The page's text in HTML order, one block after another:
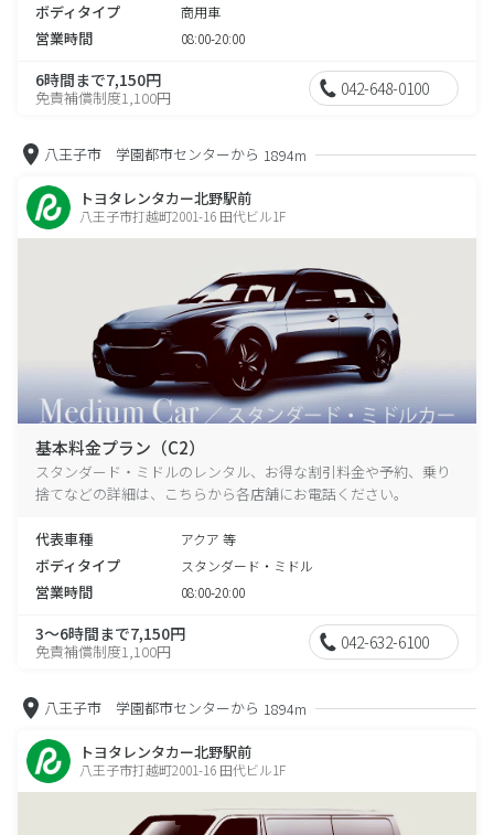
ボディタイプ 商用車
営業時間 08:00-20:00
6時間まで7,150円
免責補償制度1,100円 042-648-0100
八王子市 学園都市センターから 1894m
トヨタレンタカー北野駅前
八王子市打越町2001-16 田代ビル1F
基本料金プラン（C2）
スタンダード・ミドルのレンタル、お得な割引料金や予約、乗り
捨てなどの詳細は、こちらから各店舗にお電話ください。
代表車種 アクア 等
ボディタイプ スタンダード・ミドル
営業時間 08:00-20:00
3～6時間まで7,150円
免責補償制度1,100円 042-632-6100
八王子市 学園都市センターから 1894m
トヨタレンタカー北野駅前
八王子市打越町2001-16 田代ビル1F